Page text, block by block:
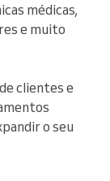
médicas,
e muito
clientes e
o seu